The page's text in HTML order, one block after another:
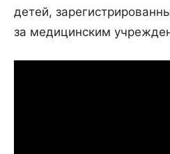
детей,
за медицинским